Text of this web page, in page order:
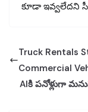
కూడా ఇవ్వలేదని
Truck Rentals
Commercial
AIకి పనోళ్లుగా